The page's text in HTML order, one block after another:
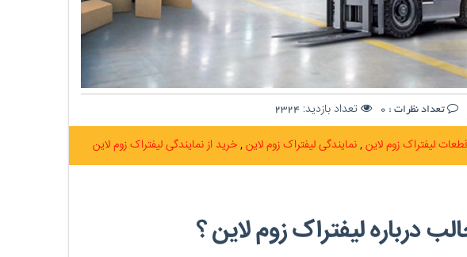
تعداد نظرات : 0 تعداد بازدید: 2324
لیفتراک زوم لاین نمایندگی لیفتراک زوم لاین خرید از نمایندگی لیفتراک زوم لاین
درباره لیفتراک زوم لاین ؟